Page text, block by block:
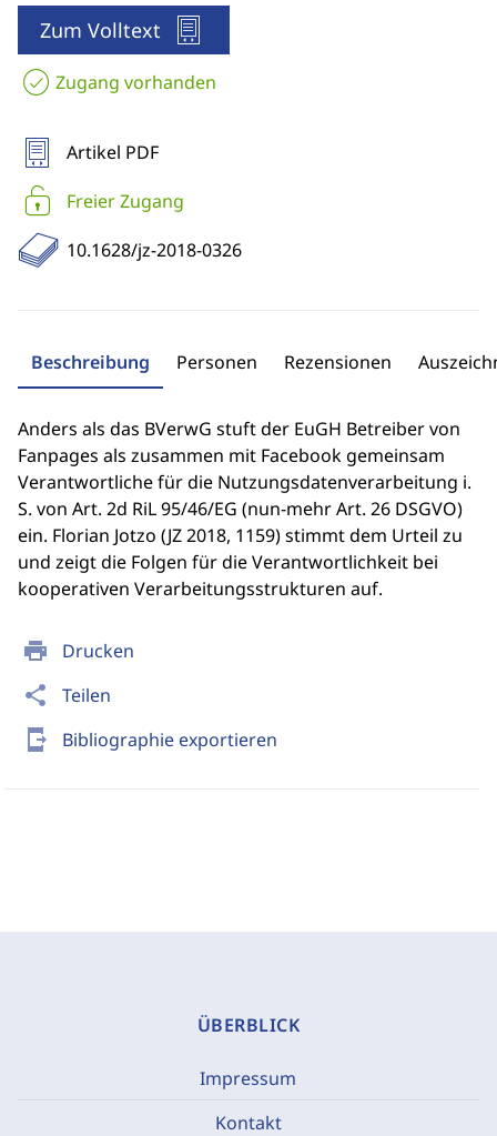
print Drucken
share Teilen
send_to_mobile Bibliographie exportieren
Zum Volltext
Zugang vorhanden
Artikel PDF
Freier Zugang
10.1628/jz-2018-0326
Beschreibung Personen Rezensionen
Anders als das BVerwG stuft der EuGH Betreiber von
Fanpages als zusammen mit Facebook gemeinsam
Verantwortliche für die Nutzungsdatenverarbeitung i.
S. von Art. 2d RiL 95/46/EG (nun-mehr Art. 26 DSGVO)
ein. Florian Jotzo (JZ 2018, 1159) stimmt dem Urteil zu
und zeigt die Folgen für die Verantwortlichkeit bei
kooperativen Verarbeitungsstrukturen auf.
ÜBERBLICK
Impressum
Kontakt